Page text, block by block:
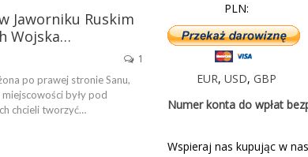
Jaworniku Ruskim
Wojska…
1
po prawej stronie Sanu,
były pod
chcieli tworzyć…
PLN:
EUR,USD,GBP
Numer konta do wpłat
Wspieraj nas kupując w